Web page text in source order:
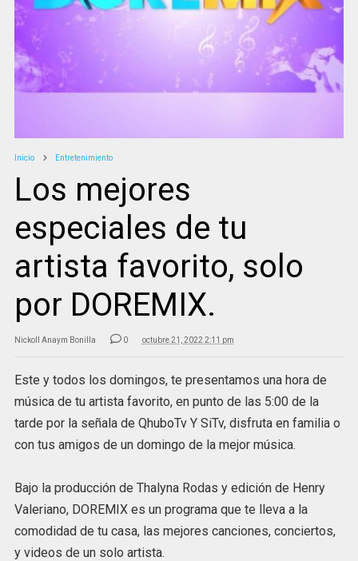
Inicio Entretenimiento
Los mejores
especiales de tu
artista favorito, solo
por DOREMIX.
Nickoll Anaym Bonilla 0 octubre 21, 2022 2:11 pm
Este y todos los domingos, te presentamos una hora de
música de tu artista favorito, en punto de las 5:00 de la
tarde por la señala de QhuboTv Y SiTv, disfruta en familia o
con tus amigos de un domingo de la mejor música.
Bajo la producción de Thalyna Rodas y edición de Henry
Valeriano, DOREMIX es un programa que te lleva a la
comodidad de tu casa, las mejores canciones, conciertos,
y videos de un solo artista.